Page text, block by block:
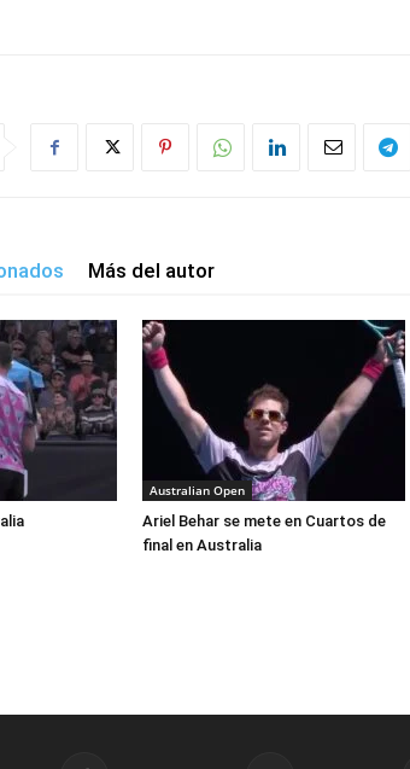
Más del autor
Australian Open
Ariel Behar se mete en Cuartos de
final en Australia